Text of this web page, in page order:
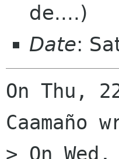
de....)
Date:
On Thu,
Caamaño
> On